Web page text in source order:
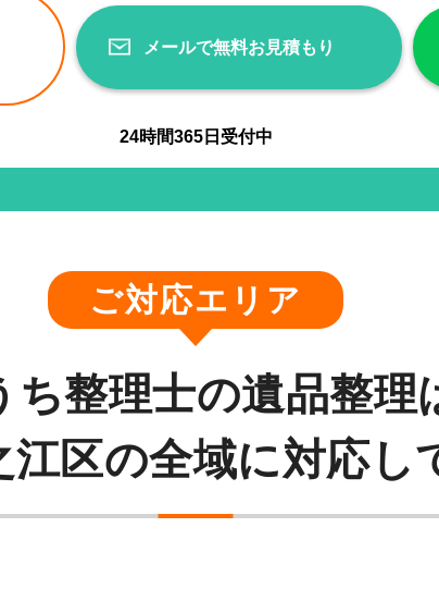
メールで無料お見積もり
24時間365日受付中
ご対応エリア
ち整理士の遺品整理
江区の全域に対応し